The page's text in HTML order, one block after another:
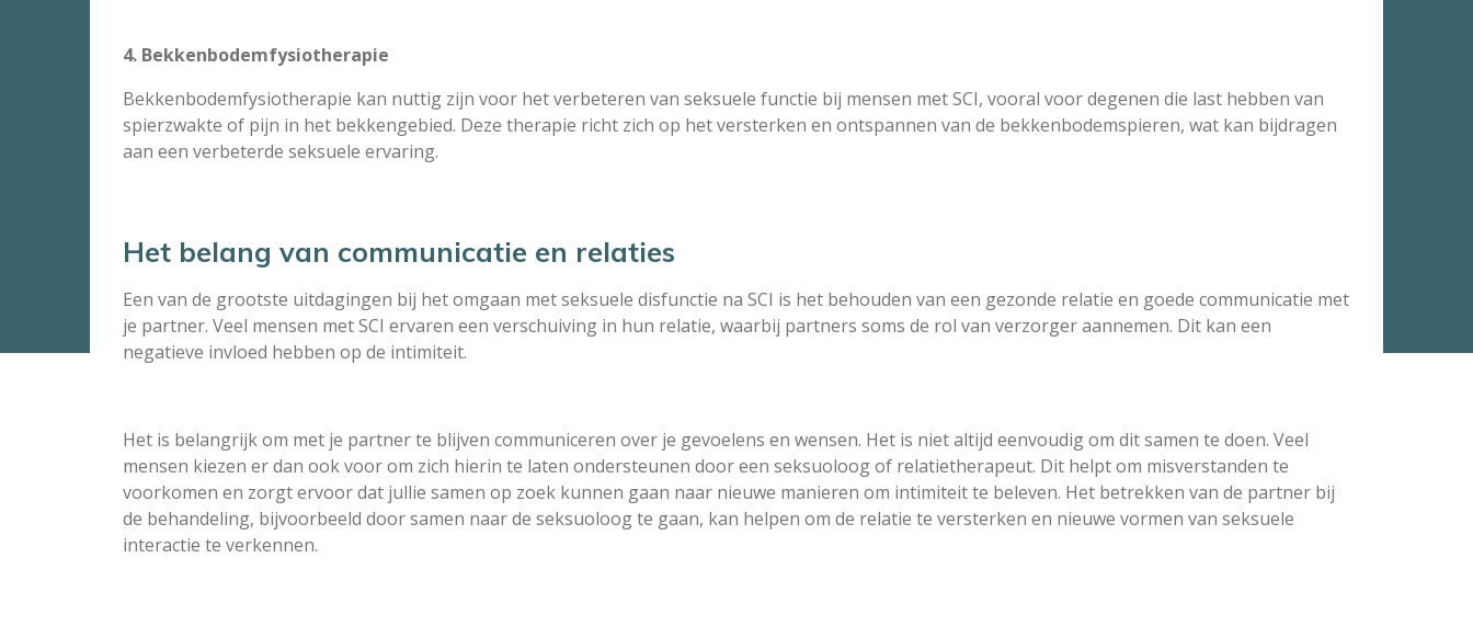
4. Bekkenbodemfysiotherapie
Bekkenbodemfysiotherapie kan nuttig zijn voor het verbeteren van seksuele functie bij mensen met SCI, vooral voor degenen die last hebben van
spierzwakte of pijn in het bekkengebied. Deze therapie richt zich op het versterken en ontspannen van de bekkenbodemspieren, wat kan bijdragen
aan een verbeterde seksuele ervaring.
Het belang van communicatie en relaties
Een van de grootste uitdagingen bij het omgaan met seksuele disfunctie na SCI is het behouden van een gezonde relatie en goede communicatie met
je partner. Veel mensen met SCI ervaren een verschuiving in hun relatie, waarbij partners soms de rol van verzorger aannemen. Dit kan een
negatieve invloed hebben op de intimiteit.
Het is belangrijk om met je partner te blijven communiceren over je gevoelens en wensen. Het is niet altijd eenvoudig om dit samen te doen. Veel
mensen kiezen er dan ook voor om zich hierin te laten ondersteunen door een seksuoloog of relatietherapeut. Dit helpt om misverstanden te
voorkomen en zorgt ervoor dat jullie samen op zoek kunnen gaan naar nieuwe manieren om intimiteit te beleven. Het betrekken van de partner bij
de behandeling, bijvoorbeeld door samen naar de seksuoloog te gaan, kan helpen om de relatie te versterken en nieuwe vormen van seksuele
interactie te verkennen.